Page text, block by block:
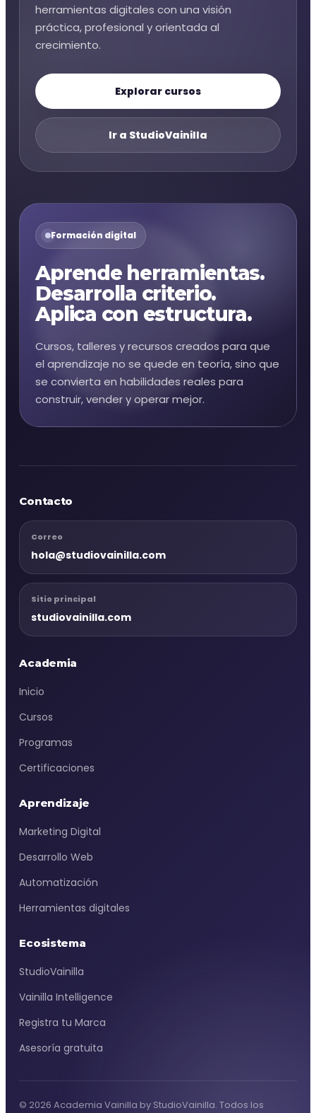
herramientas digitales con una visión
práctica, profesional y orientada al
crecimiento.
Explorar cursos
Ir a StudioVainilla
Formación digital
Aprende herramientas.
Desarrolla criterio.
Aplica con estructura.
Cursos, talleres y recursos creados para que
el aprendizaje no se quede en teoría, sino que
se convierta en habilidades reales para
construir, vender y operar mejor.
Contacto
Correo
hola@studiovainilla.com
Sitio principal
studiovainilla.com
Academia
Inicio
Cursos
Programas
Certificaciones
Aprendizaje
Marketing Digital
Desarrollo Web
Automatización
Herramientas digitales
Ecosistema
StudioVainilla
Vainilla Intelligence
Registra tu Marca
Asesoría gratuita
© 2026 Academia Vainilla by StudioVainilla. Todos los